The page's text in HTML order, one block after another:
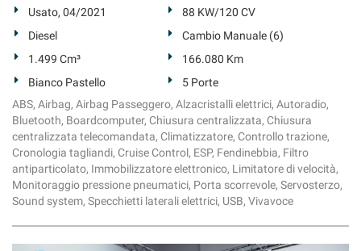
Usato, 04/2021
88 KW/120 CV
Diesel
Cambio Manuale (6)
1.499 Cm³
166.080 Km
Bianco Pastello
5 Porte
ABS, Airbag, Airbag Passeggero, Alzacristalli elettrici, Autoradio,
Bluetooth, Boardcomputer, Chiusura centralizzata, Chiusura
centralizzata telecomandata, Climatizzatore, Controllo trazione,
Cronologia tagliandi, Cruise Control, ESP, Fendinebbia, Filtro
antiparticolato, Immobilizzatore elettronico, Limitatore di velocità,
Monitoraggio pressione pneumatici, Porta scorrevole, Servosterzo,
Sound system, Specchietti laterali elettrici, USB, Vivavoce